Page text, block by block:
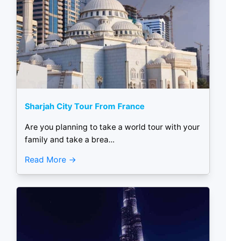
Sharjah City Tour From France
Are you planning to take a world tour with your
family and take a brea...
Read More